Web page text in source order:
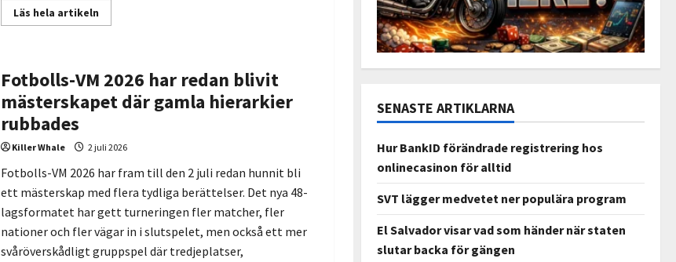
Läs hela artikelnRead
more
mobil:
så
har
svenska
förändrats
Fotbolls-VM 2026 har redan blivit
mästerskapet där gamla hierarkier
rubbades
Killer Whale 2 juli 2026
Fotbolls-VM 2026 har fram till den 2 juli redan hunnit bli
ett mästerskap med flera tydliga berättelser. Det nya 48-
lagsformatet har gett turneringen fler matcher, fler
nationer och fler vägar in i slutspelet, men också ett mer
svåröverskådligt gruppspel där tredjeplatser,
SENASTE ARTIKLARNA
Hur BankID förändrade registrering hos
onlinecasinon för alltid
SVT lägger medvetet ner populära program
El Salvador visar vad som händer när staten
slutar backa för gängen